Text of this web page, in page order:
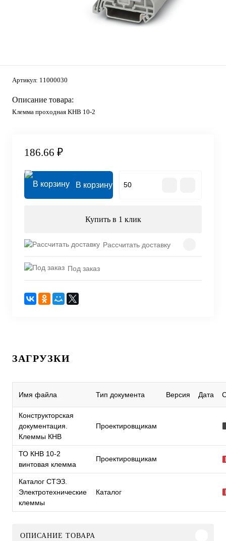
Артикул: 11000030
Описание товара:
Клемма проходная KHB 10-2
186.66 ₽
В корзину
Купить в 1 клик
Рассчитать доставку
Под заказ
ЗАГРУЗКИ
Имя файла Тип документа Версия Дата
Конструкторская
документация.
Клеммы КНВ
Проектировщикам
ТО КНВ 10-2
винтовая клемма
Проектировщикам
Каталог СТЭЗ.
Электротехнические
клеммы
Каталог
ОПИСАНИЕ ТОВАРА